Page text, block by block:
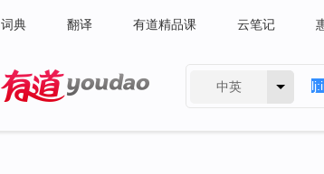
词典 翻译 有道精品课 云笔记
中英